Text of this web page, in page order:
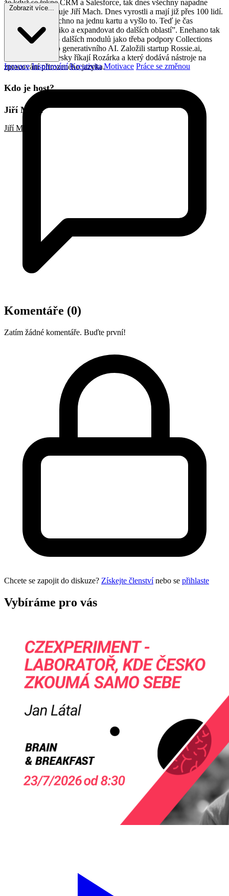
že když se řekne CRM a Salesforce, tak dnes všechny napadne
Enehano”, doplňuje Jiří Mach. Dnes vyrostli a mají již přes 100 lidí.
“Vsadil jsem všechno na jednu kartu a vyšlo to. Teď je čas
diverzifikovat riziko a expandovat do dalších oblastí”. Enehano tak
dnes investuje do dalších modulů jako třeba podpory Collections
procesů a také do generativního AI. Založili startup Rossie.ai,
kterému hezky česky říkají Rozárka a který dodává nástroje na
zpracování přirozeného jazyka.
Kdo je host?
Jiří Mach
Jiří Mach
Zobrazit více...
Inovace Inspirování Kreativita Motivace Práce se změnou
Komentáře (0)
Zatím žádné komentáře. Buďte první!
Chcete se zapojit do diskuze? Získejte členstvínebo se přihlaste
Vybíráme pro vás